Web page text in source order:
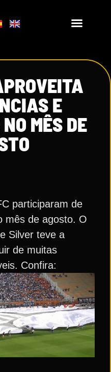
E
MÊS DE
participaram de
mês de agosto. O
Silver teve a
de muitas
Confira: